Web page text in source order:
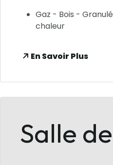
Gaz - Bois -
chaleur
En Savoir Plus
Salle